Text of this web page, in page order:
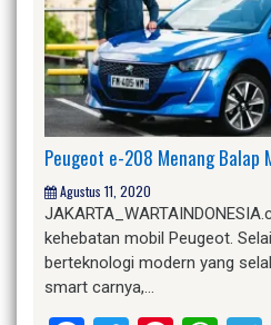
Peugeot e-208 Menang
Agustus 11, 2020
kehebatan mobil Peugeot.
berteknologi modern yang
smart carnya,…